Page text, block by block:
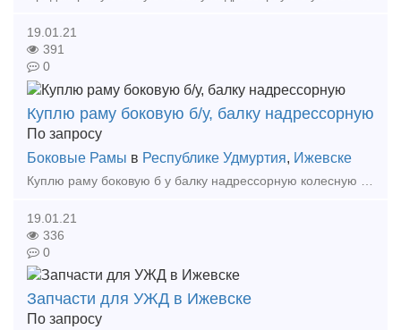
19.01.21
391
0
Куплю раму боковую б/у, балку надрессорную
По запросу
Боковые Рамы в Республике Удмуртия, Ижевске
19.01.21
336
0
Запчасти для УЖД в Ижевске
По запросу